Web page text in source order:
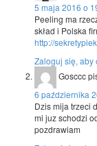
5 maja 2016 o
Peeling ma
skład i Polska
http://
Zaloguj się, aby
Gosccc
6 października
Dzis mija trzeci
mi juz schodzi
pozdrawiam